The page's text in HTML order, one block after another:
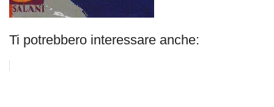
Ti potrebbero interessare anche: